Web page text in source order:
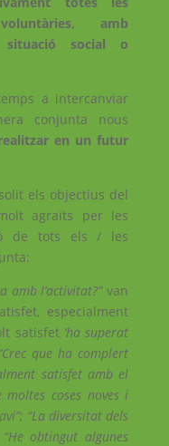
amb
situació social o
a intercanviar
conjunta nous
en un futur
els objectius del
agraïts per les
de tots els / les
amb l’activitat?”van
especialment
satisfet ‘ha superat
que ha complert
satisfet amb el
coses noves i
“La diversitat dels
obtingut algunes